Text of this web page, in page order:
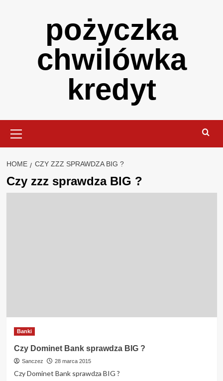
pożyczka
chwilówka
kredyt
Menu
HOME CZY ZZZ SPRAWDZA BIG ?
Czy zzz sprawdza BIG ?
Banki
Czy Dominet Bank sprawdza BIG ?
Sanczez 28 marca 2015
Czy Dominet Bank sprawdza BIG ?